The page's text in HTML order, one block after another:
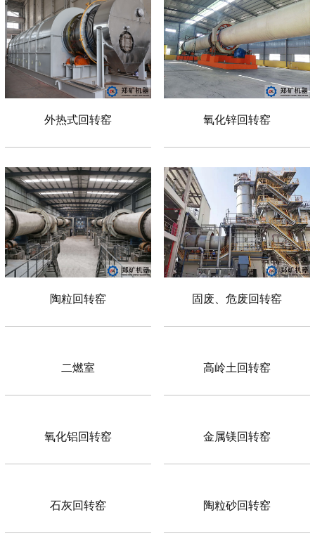
外热式回转窑 氧化锌回转窑
陶粒回转窑 固废、危废回转窑
二燃室 高岭土回转窑
氧化铝回转窑 金属镁回转窑
石灰回转窑 陶粒砂回转窑